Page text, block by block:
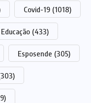
Covid-19 (1018)
Educação (433)
Esposende (305)